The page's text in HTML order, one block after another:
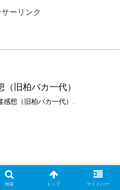
ーリンク
（旧柏バカ一代）
想（旧柏バカ一代）.
検索 トップ サイドバー